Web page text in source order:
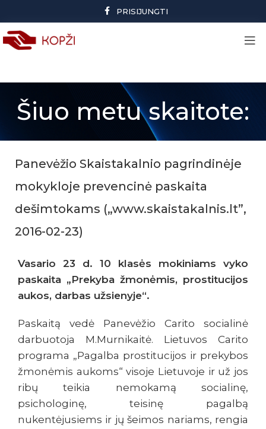
PRISIJUNGTI
Šiuo metu skaitote:
Panevėžio Skaistakalnio pagrindinėje
mokykloje prevencinė paskaita
dešimtokams („www.skaistakalnis.lt”,
2016-02-23)
Vasario 23 d. 10 klasės mokiniams vyko
paskaita „Prekyba žmonėmis, prostitucijos
aukos, darbas užsienyje“.
Paskaitą vedė Panevėžio Carito socialinė
darbuotoja M.Murnikaitė. Lietuvos Carito
programa „Pagalba prostitucijos ir prekybos
žmonėmis aukoms“ visoje Lietuvoje ir už jos
ribų teikia nemokamą socialinę,
psichologinę, teisinę pagalbą
nukentėjusiems ir jų šeimos nariams, rengia